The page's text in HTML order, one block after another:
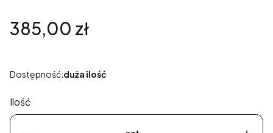
Cena
385,00 zł
Dostępność:duża ilość
Ilość